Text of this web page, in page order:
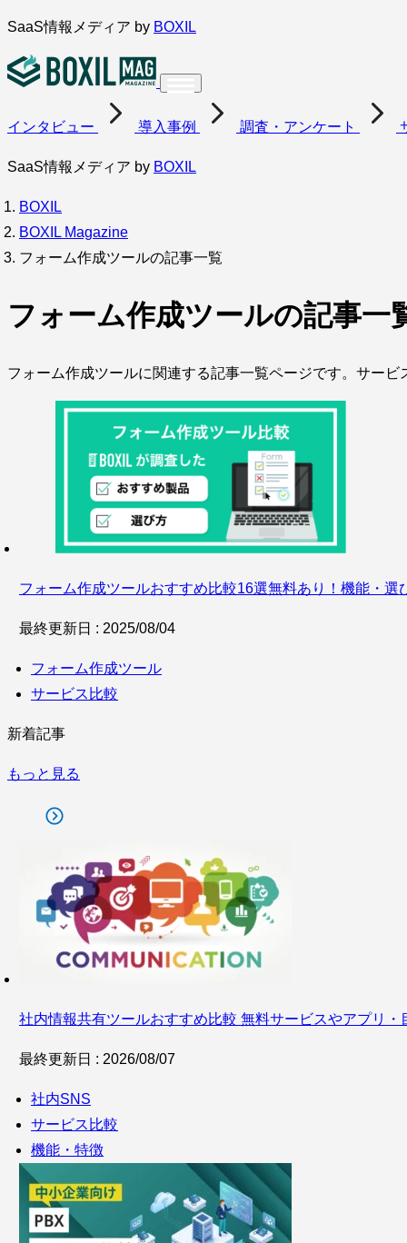
内
を
キ
SaaS情報メディア by BOXIL
インタビュー 導入事例 調査・アンケート
SaaS情報メディア by BOXIL
BOXIL
BOXIL Magazine
フォーム作成ツールの記事一覧
フォーム作成ツールの記事一
フォーム作成ツールに関連する記事一覧ページです。サー
フォーム作成ツールおすすめ比較16選無料あり！機能・選
最終更新日 : 2025/08/04
フォーム作成ツール
サービス比較
新着記事
もっと見る
社内情報共有ツールおすすめ比較 無料サービスやアプリ・
最終更新日 : 2026/08/07
社内SNS
サービス比較
機能・特徴